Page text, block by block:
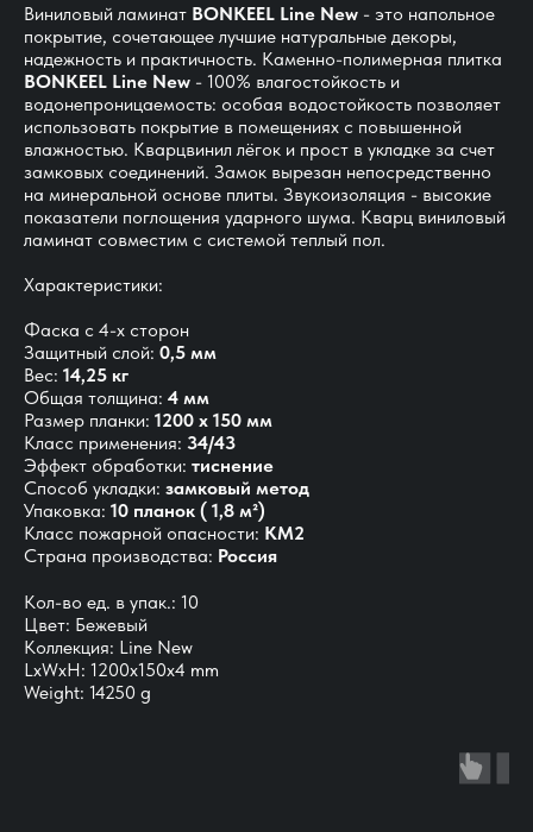
Виниловый ламинат BONKEEL Line New - это напольное
покрытие, сочетающее лучшие натуральные декоры,
надежность и практичность. Каменно-полимерная плитка
BONKEEL Line New - 100% влагостойкость и
водонепроницаемость: особая водостойкость позволяет
использовать покрытие в помещениях с повышенной
влажностью. Кварцвинил лёгок и прост в укладке за счет
замковых соединений. Замок вырезан непосредственно
на минеральной основе плиты. Звукоизоляция - высокие
показатели поглощения ударного шума. Кварц виниловый
ламинат совместим с системой теплый пол.
Характеристики:
Фаска с 4-х сторон
Защитный слой: 0,5 мм
Вес: 14,25 кг
Общая толщина: 4 мм
Размер планки: 1200 х 150 мм
Класс применения: 34/43
Эффект обработки: тиснение
Способ укладки: замковый метод
Упаковка: 10 планок ( 1,8 м²)
Класс пожарной опасности: КМ2
Страна производства: Россия
Кол-во ед. в упак.: 10
Цвет: Бежевый
Коллекция: Line New
LxWxH: 1200x150x4 mm
Weight: 14250 g